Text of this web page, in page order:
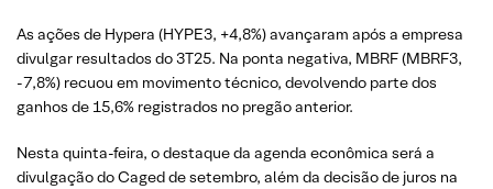
As ações de Hypera (HYPE3, +4,8%) avançaram após a empresa
divulgar resultados do 3T25. Na ponta negativa, MBRF (MBRF3,
-7,8%) recuou em movimento técnico, devolvendo parte dos
ganhos de 15,6% registrados no pregão anterior.
Nesta quinta-feira, o destaque da agenda econômica será a
divulgação do Caged de setembro, além da decisão de juros na